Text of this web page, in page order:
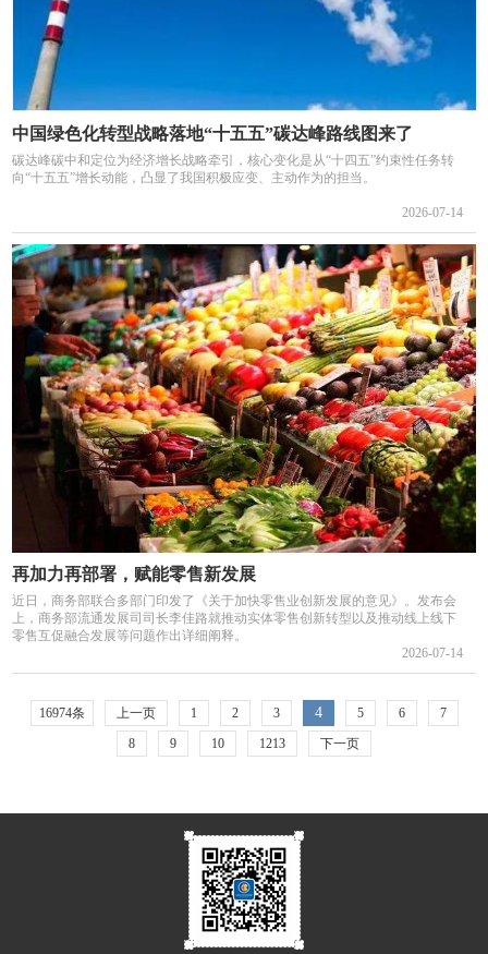
中国绿色化转型战略落地“十五五”碳达峰路线图来了
碳达峰碳中和定位为经济增长战略牵引，核心变化是从“十四五”约束性任务转
向“十五五”增长动能，凸显了我国积极应变、主动作为的担当。
2026-07-14
再加力再部署，赋能零售新发展
近日，商务部联合多部门印发了《关于加快零售业创新发展的意见》。发布会
上，商务部流通发展司司长李佳路就推动实体零售创新转型以及推动线上线下
零售互促融合发展等问题作出详细阐释。
2026-07-14
16974条 上一页 1 2 3 4 5 6
7
8
9 10 1213 下一页